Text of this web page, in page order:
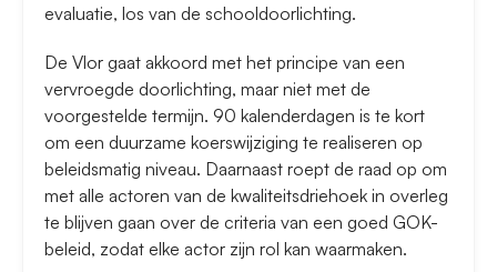
evaluatie, los van de schooldoorlichting.
De Vlor gaat akkoord met het principe van een
vervroegde doorlichting, maar niet met de
voorgestelde termijn. 90 kalenderdagen is te kort
om een duurzame koerswijziging te realiseren op
beleidsmatig niveau. Daarnaast roept de raad op om
met alle actoren van de kwaliteitsdriehoek in overleg
te blijven gaan over de criteria van een goed GOK-
beleid, zodat elke actor zijn rol kan waarmaken.